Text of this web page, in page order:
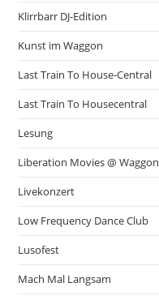
Klirrbarr DJ-Edition
Kunst im Waggon
Last Train To House-Central
Last Train To Housecentral
Lesung
Liberation Movies @ Waggon
Livekonzert
Low Frequency Dance Club
Lusofest
Mach Mal Langsam